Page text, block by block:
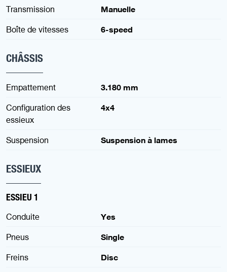
Transmission
Manuelle
Boîte de vitesses
6-speed
CHÂSSIS
Empattement
3.180 mm
Configuration des
essieux
4x4
Suspension Suspension à lames
ESSIEUX
ESSIEU 1
Conduite
Yes
Pneus
Single
Freins
Disc